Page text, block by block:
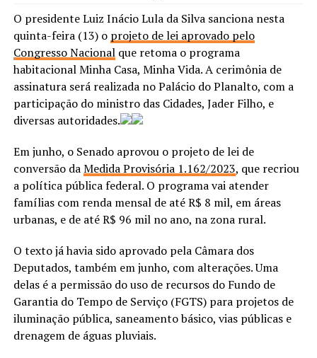
O presidente Luiz Inácio Lula da Silva sanciona nesta
quinta-feira (13) o projeto de lei aprovado pelo
Congresso Nacionalque retoma o programa
habitacional Minha Casa, Minha Vida. A cerimônia de
assinatura será realizada no Palácio do Planalto, com a
participação do ministro das Cidades, Jader Filho, e
diversas autoridades.
Em junho, o Senado aprovou o projeto de lei de
conversão daMedida Provisória 1.162/2023, que recriou
a política pública federal. O programa vai atender
famílias com renda mensal de até R$ 8 mil, em áreas
urbanas, e de até R$ 96 mil no ano, na zona rural.
O texto já havia sido aprovado pela Câmara dos
Deputados, também em junho, com alterações. Uma
delas é a permissão do uso de recursos do Fundo de
Garantia do Tempo de Serviço (FGTS) para projetos de
iluminação pública, saneamento básico, vias públicas e
drenagem de águas pluviais.